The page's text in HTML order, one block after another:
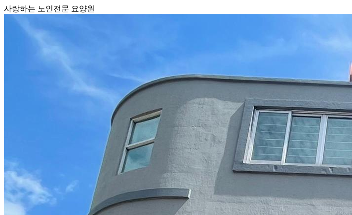
사랑하는 노인전문 요양원